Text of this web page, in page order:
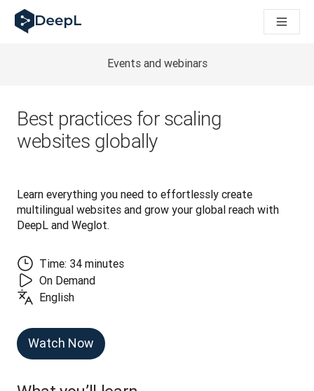
DeepL untuk agen AI
Translation Flow DeepL: Alur kerja baru yang didukung AI
How we brought Swiss German to DeepL
Sistem Evaluasi Mutu Terjemahan DeepL: Cara
Terjemahan teks berkualitas tinggi ke platform suara real-
Building an instantly accessible voice demo with DeepL
Events and webinars
Best practices for scaling
websites globally
Learn everything you need to effortlessly create
multilingual websites and grow your global reach with
DeepL and Weglot.
Time: 34 minutes
On Demand
English
Watch Now